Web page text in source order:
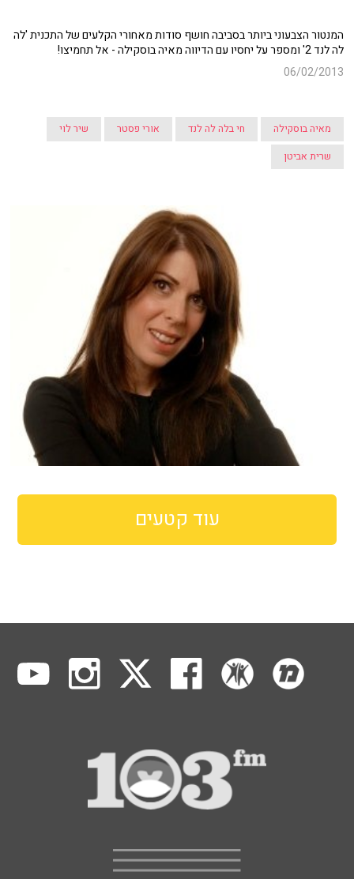
המנטור הצבעוני ביותר בסביבה חושף סודות מאחורי הקלעים של התכנית 'לה
לה לנד 2' ומספר על יחסיו עם הדיווה מאיה בוסקילה - אל תחמיצו!
06/02/2013
מאיה בוסקילה חי בלה לה לנד אורי פסטר
שיר לוי
שרית אביטן
עוד קטעים